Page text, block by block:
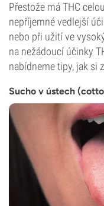
Přestože má THC
nepříjemné vedlejší
nebo při užití ve
na nežádoucí účinky
nabídneme tipy, jak si
Sucho v ústech